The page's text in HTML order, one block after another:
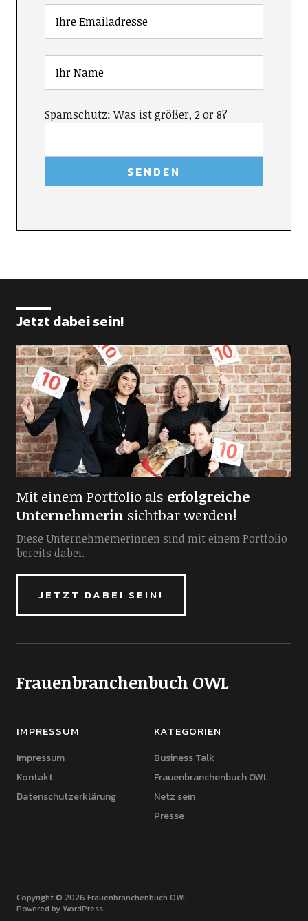
Spamschutz: Was ist größer, 2 or 8?
Jetzt dabei sein!
Mit einem Portfolio als erfolgreiche
Unternehmerinsichtbar werden!
Diese Unternehmemerinnen sind mit einem Portfolio
bereits dabei.
JETZT DABEI SEIN!
Frauenbranchenbuch OWL
IMPRESSUM
Impressum
Kontakt
Datenschutzerklärung
KATEGORIEN
Business Talk
Frauenbranchenbuch OWL
Netz sein
Presse
Copyright © 2026 Frauenbranchenbuch OWL
Powered by WordPress